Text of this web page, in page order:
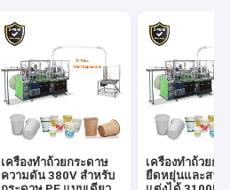
เครื่องทําถ้วยกระดาษ
ความดัน 380V สําหรับ
เครื่องทําถ้วยกร
ยืดหยุ่นและสาม